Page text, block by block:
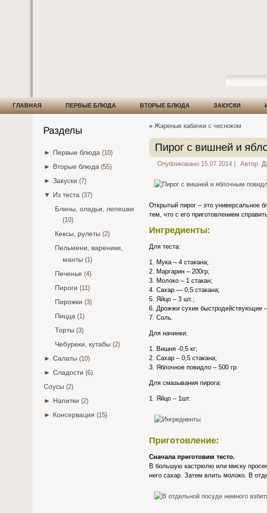
ГЛАВНАЯ ПЕРВЫЕ БЛЮДА ВТОРЫЕ БЛЮДА ЗАКУСКИ
Разделы
► Первые блюда (10)
► Вторые блюда (55)
► Закуски (7)
▼ Из теста (37)
Блины, оладьи, лепешки
(10)
Кексы, рулеты (2)
Пельмени, вареники,
манты (1)
Печенье (4)
Пироги (11)
Пирожки (3)
Пицца (1)
Торты (3)
Чебуреки, кутабы (2)
► Салаты (10)
► Сладости (6)
Соусы (2)
► Напитки (2)
► Консервация (15)
«Жареные кабачки с чесноком
Пирог с вишней и
Опубликовано 15.07.2014 Автор:
Открытый пирог – это универсальное
тем, что с его приготовлением
Ингредиенты:
Для теста:
1. Мука – 4 стакана;
2. Маргарин – 200гр;
3. Молоко – 1 стакан;
4. Сахар — 0,5 стакана;
5. Яйцо – 3 шт.;
6. Дрожжи сухие быстродействующие
7. Соль.
Для начинки:
1. Вишня -0,5 кг;
2. Сахар – 0,5 стакана;
3. Яблочное повидло – 500 гр.
Для смазывания пирога:
1. Яйцо – 1шт.
Приготовление:
Сначала приготовим тесто.
В большую кастрюлю или миску
него сахар. Затем влить молоко. В